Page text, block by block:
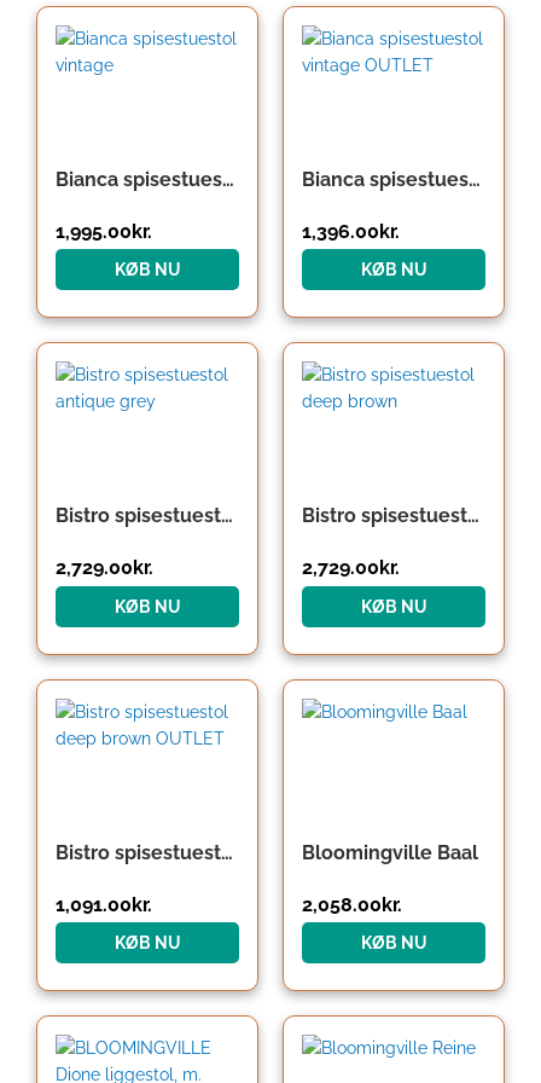
Bianca spisestuestol vintage
1,995.00kr.
KØB NU
Bianca spisestuestol vintage OUTLET
oprindelige
pris
1,396.00kr.
aktuelle
pris
KØB NU
Bistro spisestuestol antique grey
2,729.00 kr.
KØB NU
Bistro spisestuestol deep brown
2,729.00 kr.
KØB NU
Bistro spisestuestol deep brown OUTLET
oprindelige
pris
1,091.00kr.
aktuelle
pris
KØB NU
Bloomingville Baal
2,058.00kr.
KØB NU